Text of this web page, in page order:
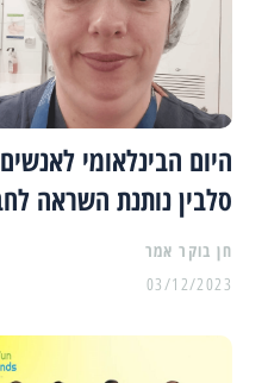
היום הבינלאומי
סלבין נותנת השראה
03/12/2023